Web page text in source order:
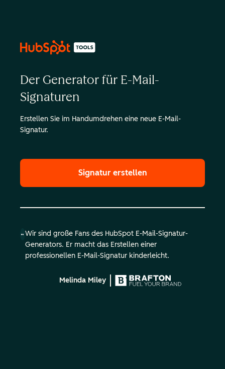
Der Generator für E-Mail-
Signaturen
Erstellen Sie im Handumdrehen eine neue E-Mail-
Signatur.
Signatur erstellen
Wir sind große Fans des HubSpot E-Mail-Signatur-
Generators. Er macht das Erstellen einer
professionellen E-Mail-Signatur kinderleicht.
Melinda Miley